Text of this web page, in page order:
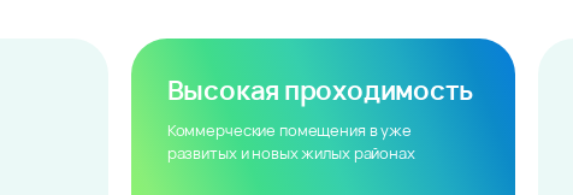
Высокая проходимость
Коммерческие помещения в уже
развитых и новых жилых районах